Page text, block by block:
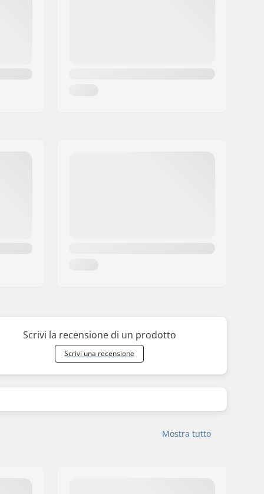
Scrivi la recensione di un prodotto
Scrivi una recensione
Mostra tutto